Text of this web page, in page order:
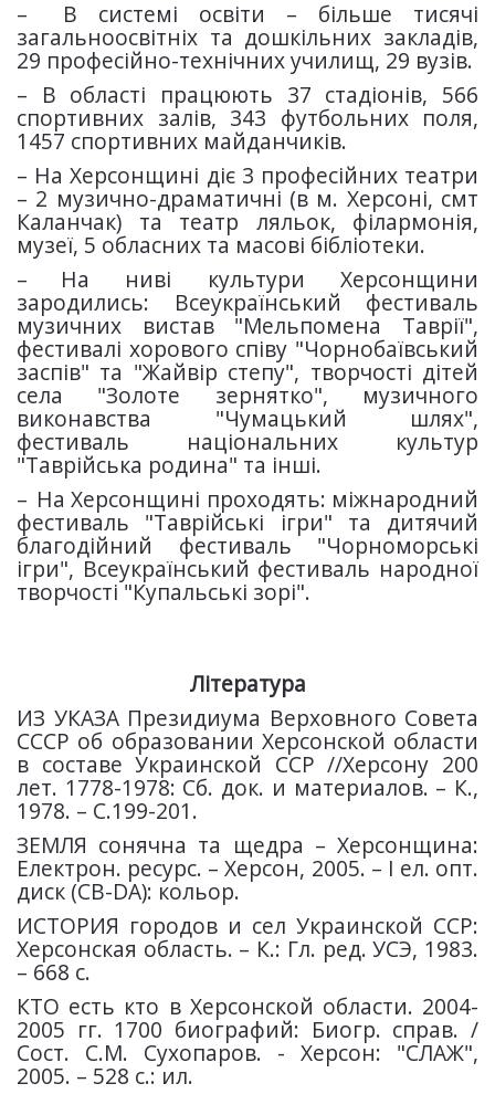
– В системі освіти – більше тисячі
загальноосвітніх та дошкільних закладів,
29 професійно-технічних училищ, 29 вузів.
– В області працюють 37 стадіонів, 566
спортивних залів, 343 футбольних поля,
1457 спортивних майданчиків.
– На Херсонщині діє 3 професійних театри
– 2 музично-драматичні (в м. Херсоні, смт
Каланчак) та театр ляльок, філармонія,
музеї, 5 обласних та масові бібліотеки.
–
На ниві культури Херсонщини
зародились: Всеукраїнський фестиваль
музичних вистав "Мельпомена Таврії",
фестивалі хорового співу "Чорнобаївський
заспів" та "Жайвір степу", творчості дітей
села "Золоте зернятко", музичного
виконавства "Чумацький шлях",
фестиваль національних культур
"Таврійська родина" та інші.
– На Херсонщині проходять: міжнародний
фестиваль "Таврійські ігри" та дитячий
благодійний фестиваль "Чорноморські
ігри", Всеукраїнський фестиваль народної
творчості "Купальські зорі".
Література
ИЗ УКАЗА Президиума Верховного Совета
СССР об образовании Херсонской области
в составе Украинской ССР //Херсону 200
лет. 1778-1978: Сб. док. и материалов. – К.,
1978. – С.199-201.
ЗЕМЛЯ сонячна та щедра – Херсонщина:
Електрон. ресурс. – Херсон, 2005. – І ел. опт.
диск (СВ-DA): кольор.
ИСТОРИЯ городов и сел Украинской ССР:
Херсонская область. – К.: Гл. ред. УСЭ, 1983.
– 668 с.
КТО есть кто в Херсонской области. 2004-
2005 гг. 1700 биографий: Биогр. справ. /
Сост. С.М. Сухопаров. - Херсон: "СЛАЖ",
2005. – 528 с.: ил.